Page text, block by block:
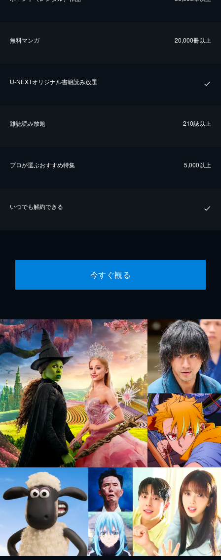
無料マンガ 20,000冊以上
U-NEXTオリジナル書籍読み放題
雑誌読み放題 210誌以上
プロが選ぶおすすめ特集 5,000以上
いつでも解約できる
今すぐ観る